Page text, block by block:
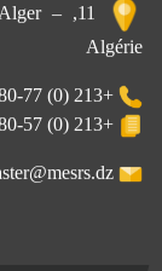
Alger –
Algérie
+213 (0) 23-23-80-77
+213 (0) 23-23-80-57
webmaster@mesrs.dz